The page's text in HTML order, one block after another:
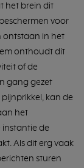
het brein dit
voor
ontstaan in het
onthoudt dit
of de
gang gezet
kan de
het
instantie de
Als dit erg vaak
sturen